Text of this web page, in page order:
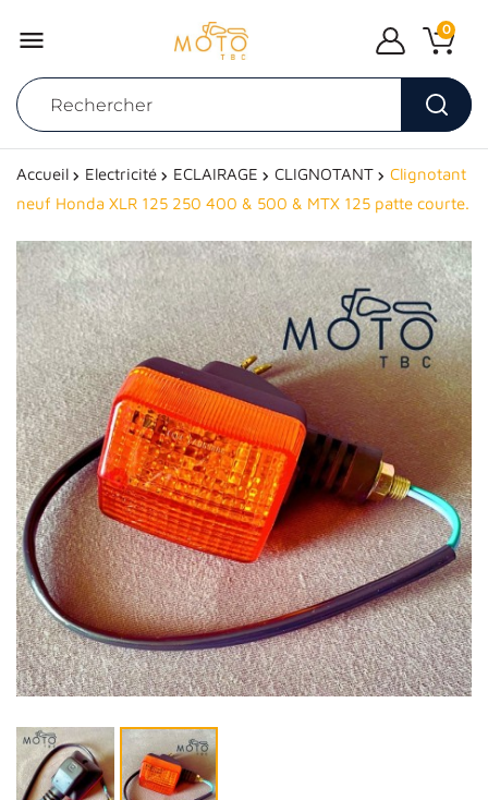
 0
Accueil Electricité ECLAIRAGE CLIGNOTANT
Clignotant
neuf Honda XLR 125 250 400 & 500 & MTX 125 patte courte.